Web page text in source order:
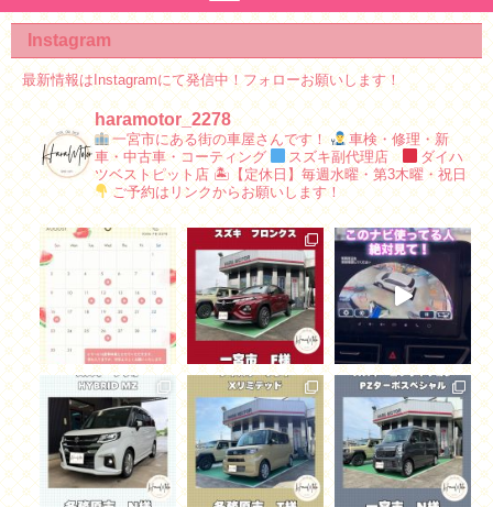
Instagram
最新情報はInstagramにて発信中！フォローお願いします！
haramotor_2278
一宮市にある街の車屋さんです！
車検・修理・新
車・中古車・コーティング
スズキ副代理店
ダイハ
ツベストピット店🏝【定休日】毎週水曜・第3木曜・祝日
ご予約はリンクからお願いします！